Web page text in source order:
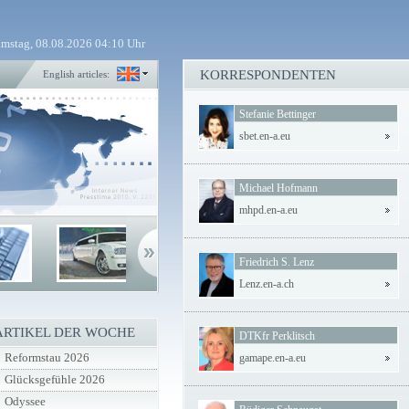
08.08.2026 04:10 Uhr
English articles:
DER WOCHE
Reformstau 2026
Glücksgefühle 2026
Odyssee
KORRESPONDENTEN
Stefanie Bettinger
sbet.en-a.eu
Michael Hofmann
mhpd.en-a.eu
Friedrich S. Lenz
Lenz.en-a.ch
DTKfr Perklitsch
gamape.en-a.eu